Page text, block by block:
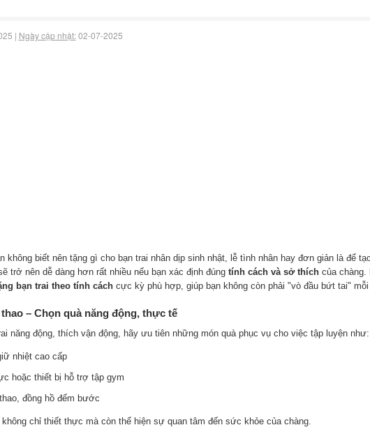
| Ngày cập nhật:02-07-2025
không biết nên tặng gì cho bạn trai nhân dịp sinh nhật, lễ tình nhân hay đơn giản là để
trở nên dễ dàng hơn rất nhiều nếu bạn xác định đúng tính cách và sở thíchcủa chàng.
bạn trai theo tính cáchcực kỳ phù hợp, giúp bạn không còn phải "vò đầu bứt tai"
– Chọn quà năng động, thực tế
năng động, thích vận động, hãy ưu tiên những món quà phục vụ cho việc tập luyện như:
nhiệt cao cấp
hoặc thiết bị hỗ trợ tập gym
đồng hồ đếm bước
không chỉ thiết thực mà còn thể hiện sự quan tâm đến sức khỏe của chàng.